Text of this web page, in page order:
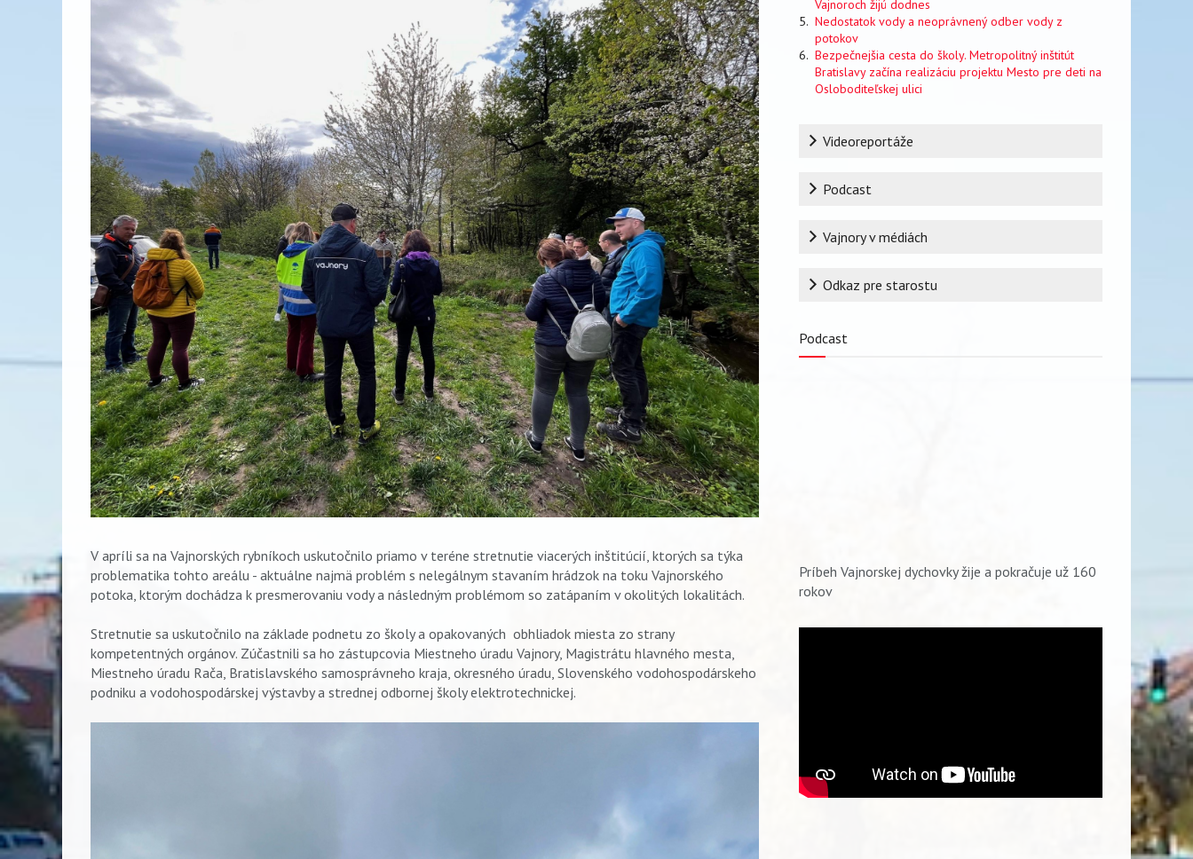
V apríli sa na Vajnorských rybníkoch uskutočnilo priamo v teréne stretnutie viacerých inštitúcií, ktorých sa týka
problematika tohto areálu - aktuálne najmä problém s nelegálnym stavaním hrádzok na toku Vajnorského
potoka, ktorým dochádza k presmerovaniu vody a následným problémom so zatápaním v okolitých lokalitách.
Stretnutie sa uskutočnilo na základe podnetu zo školy a opakovaných obhliadok miesta zo strany
kompetentných orgánov. Zúčastnili sa ho zástupcovia Miestneho úradu Vajnory, Magistrátu hlavného mesta,
Miestneho úradu Rača, Bratislavského samosprávneho kraja, okresného úradu, Slovenského vodohospodárskeho
podniku a vodohospodárskej výstavby a strednej odbornej školy elektrotechnickej.
Vajnoroch žijú dodnes
Nedostatok vody a neoprávnený odber vody z
potokov
Bezpečnejšia cesta do školy. Metropolitný inštitút
Bratislavy začína realizáciu projektu Mesto pre deti na
Osloboditeľskej ulici
RubrikaVideoreportáže
Podcast
Vajnory v médiách
Odkaz pre starostu
Podcast
Príbeh Vajnorskej dychovky žije a pokračuje už 160
rokov